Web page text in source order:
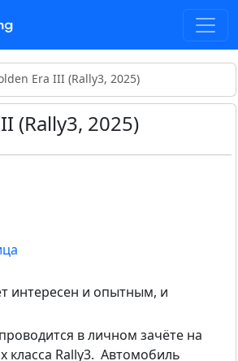
Era III (Rally3, 2025)
(Rally3, 2025)
интересен и опытным, и
в личном зачёте на
класса Rally3. Автомобиль